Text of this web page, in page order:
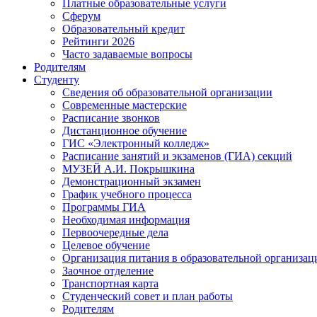
Платные образовательные услуги
Сферум
Образовательный кредит
Рейтинги 2026
Часто задаваемые вопросы
Родителям
Студенту
Сведения об образовательной организации
Современные мастерские
Расписание звонков
Дистанционное обучение
ГИС «Электронный колледж»
Расписание занятий и экзаменов (ГИА) секций
МУЗЕЙ А.И. Покрышкина
Демонстрационный экзамен
График учебного процесса
Программы ГИА
Необходимая информация
Первоочередные дела
Целевое обучение
Организация питания в образовательной
Заочное отделение
Транспортная карта
Студенческий совет и план работы
Родителям